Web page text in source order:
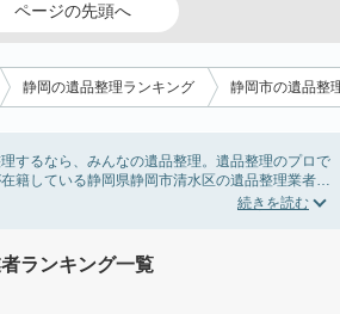
ページの先頭へ
静岡の遺品整理ランキング 静岡市の遺品整
するなら、みんなの遺品整理。遺品整理のプロで
籍している静岡県静岡市清水区の遺品整理業者が
即日対応してくれる実家の片付け業者や遺品整理
検索してみましょう。
整理をはじめる時期などお役立ち情報も豊富なの
。
ランキング一覧